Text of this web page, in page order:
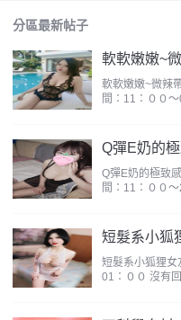
分區最新帖子
軟軟嫩嫩~
軟軟嫩嫩~微辣帶甜~
Q彈E奶的
Q彈E奶的極致感受~
短髮系小狐
短髮系小狐狸女友~采薇 地區：中山區